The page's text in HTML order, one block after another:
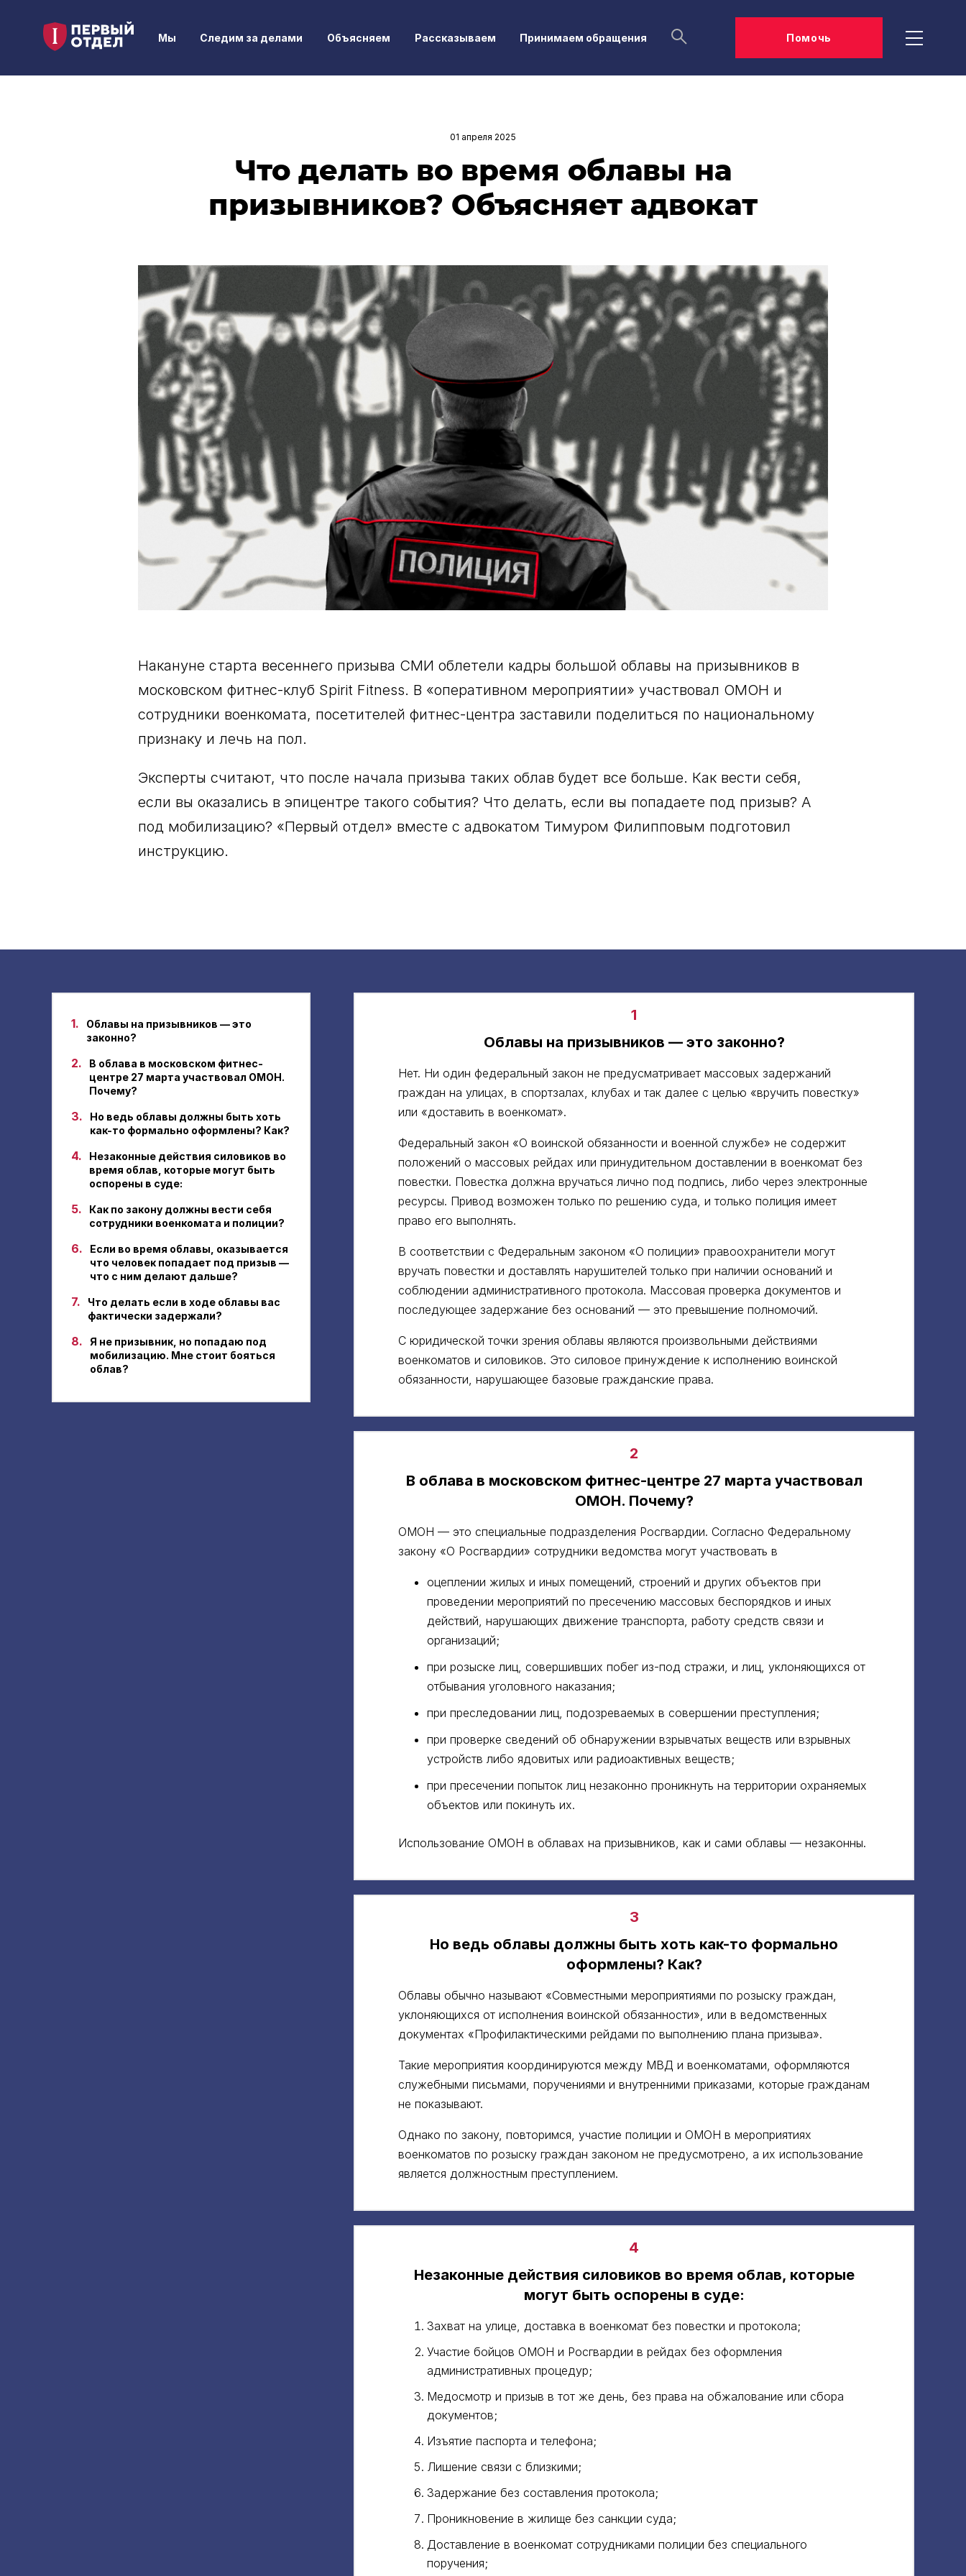
Мы Следим за делами Объясняем Рассказываем Принимаем обращения Помочь
01 апреля 2025
Что делать во время облавы на
призывников? Объясняет адвокат
Накануне старта весеннего призыва СМИ облетели кадры большой облавы на призывников в
московском фитнес-клуб Spirit Fitness. В «‎оперативном мероприятии» участвовал ОМОН и
сотрудники военкомата, посетителей фитнес-центра заставили поделиться по национальному
признаку и лечь на пол.
Эксперты считают, что после начала призыва таких облав будет все больше. Как вести себя,
если вы оказались в эпицентре такого события? Что делать, если вы попадаете под призыв? А
под мобилизацию? «Первый отдел» вместе с адвокатом Тимуром Филипповым подготовил
инструкцию.
1.
Облавы на призывников — это
законно?
2.
В облава в московском фитнес-
центре 27 марта участвовал ОМОН.
Почему?
3.
Но ведь облавы должны быть хоть
как-то формально оформлены? Как?
4.
Незаконные действия силовиков во
время облав, которые могут быть
оспорены в суде:
5.
Как по закону должны вести себя
сотрудники военкомата и полиции?
6.
Если во время облавы, оказывается
что человек попадает под призыв —
что с ним делают дальше?
7.
Что делать если в ходе облавы вас
фактически задержали?
8.
Я не призывник, но попадаю под
мобилизацию. Мне стоит бояться
облав?
1
Облавы на призывников — это законно?
Нет. Ни один федеральный закон не предусматривает массовых задержаний
граждан на улицах, в спортзалах, клубах и так далее с целью «‎вручить повестку»‎
или «‎доставить в военкомат».
Федеральный закон «О воинской обязанности и военной службе» не содержит
положений о массовых рейдах или принудительном доставлении в военкомат без
повестки. Повестка должна вручаться лично под подпись, либо через электронные
ресурсы. Привод возможен только по решению суда, и только полиция имеет
право его выполнять.
В соответствии с Федеральным законом «О полиции» правоохранители могут
вручать повестки и доставлять нарушителей только при наличии оснований и
соблюдении административного протокола. Массовая проверка документов и
последующее задержание без оснований — это превышение полномочий.
С юридической точки зрения облавы являются произвольными действиями
военкоматов и силовиков. Это силовое принуждение к исполнению воинской
обязанности, нарушающее базовые гражданские права.
2
В облава в московском фитнес-центре 27 марта участвовал
ОМОН. Почему?
ОМОН — это специальные подразделения Росгвардии. Согласно Федеральному
закону «О Росгвардии» сотрудники ведомства могут участвовать в
оцеплении жилых и иных помещений, строений и других объектов при
проведении мероприятий по пресечению массовых беспорядков и иных
действий, нарушающих движение транспорта, работу средств связи и
организаций;
при розыске лиц, совершивших побег из-под стражи, и лиц, уклоняющихся от
отбывания уголовного наказания;
при преследовании лиц, подозреваемых в совершении преступления;
при проверке сведений об обнаружении взрывчатых веществ или взрывных
устройств либо ядовитых или радиоактивных веществ;
при пресечении попыток лиц незаконно проникнуть на территории охраняемых
объектов или покинуть их.
Использование ОМОН в облавах на призывников, как и сами облавы — незаконны.
3
Но ведь облавы должны быть хоть как-то формально
оформлены? Как?
Облавы обычно называют «Совместными мероприятиями по розыску граждан,
уклоняющихся от исполнения воинской обязанности», или в ведомственных
документах «Профилактическими рейдами по выполнению плана призыва».
Такие мероприятия координируются между МВД и военкоматами, оформляются
служебными письмами, поручениями и внутренними приказами, которые гражданам
не показывают.
Однако по закону, повторимся, участие полиции и ОМОН в мероприятиях
военкоматов по розыску граждан законом не предусмотрено, а их использование
является должностным преступлением.
4
Незаконные действия силовиков во время облав, которые
могут быть оспорены в суде:
Захват на улице, доставка в военкомат без повестки и протокола;
Участие бойцов ОМОН и Росгвардии в рейдах без оформления
административных процедур;
Медосмотр и призыв в тот же день, без права на обжалование или сбора
документов;
Изъятие паспорта и телефона;
Лишение связи с близкими;
Задержание без составления протокола;
Проникновение в жилище без санкции суда;
Доставление в военкомат сотрудниками полиции без специального
поручения;